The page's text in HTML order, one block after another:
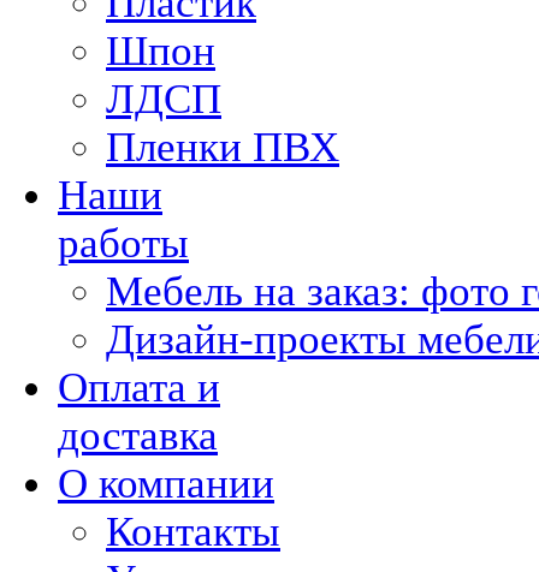
Шпон
ЛДСП
Пленки ПВХ
Наши
работы
Мебель на заказ: фото
Дизайн-проекты
Оплата и
доставка
О компании
Контакты